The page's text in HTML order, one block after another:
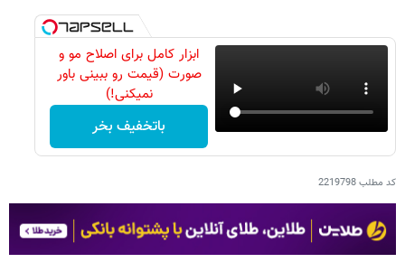
ابزار کامل برای اصلاح مو و
صورت (قیمت رو ببینی باور
نمیکنی!)
باتخفیف بخر
کد مطلب2219798